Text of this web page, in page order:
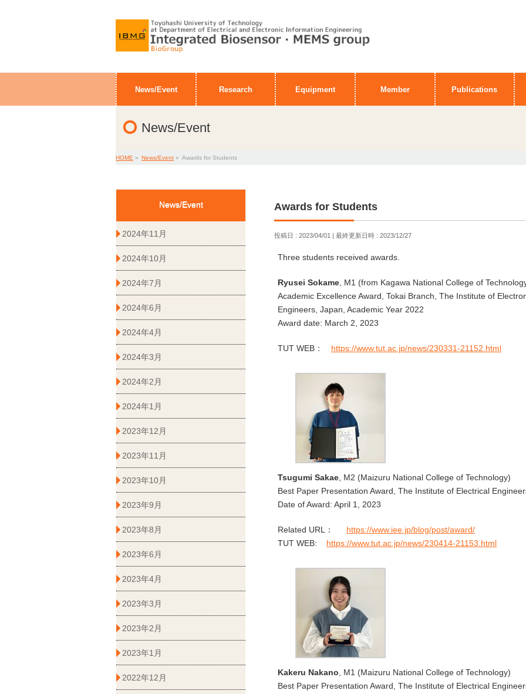
News/Event Research Equipment Member Publications
News/Event
HOME » News/Event » Awards for Students
Awards for Students
投稿日 : 2023/04/01 最終更新日時 : 2023/12/27
Three students received awards.
Ryusei Sokame, M1 (from Kagawa National College of
Academic Excellence Award, Tokai Branch, The Institute of
Engineers, Japan, Academic Year 2022
Award date: March 2, 2023
TUT WEB： https://www.tut.ac.jp/news/230331-21152.html
Tsugumi Sakae, M2 (Maizuru National College of Technology)
Best Paper Presentation Award, The Institute of Electrical
Date of Award: April 1, 2023
Related URL： https://www.iee.jp/blog/post/award/
TUT WEB: https://www.tut.ac.jp/news/230414-21153.html
Kakeru Nakano, M1 (Maizuru National College of Technology)
Best Paper Presentation Award, The Institute of Electrical
News/Event
2024年11月
2024年10月
2024年7月
2024年6月
2024年4月
2024年3月
2024年2月
2024年1月
2023年12月
2023年11月
2023年10月
2023年9月
2023年8月
2023年6月
2023年4月
2023年3月
2023年2月
2023年1月
2022年12月